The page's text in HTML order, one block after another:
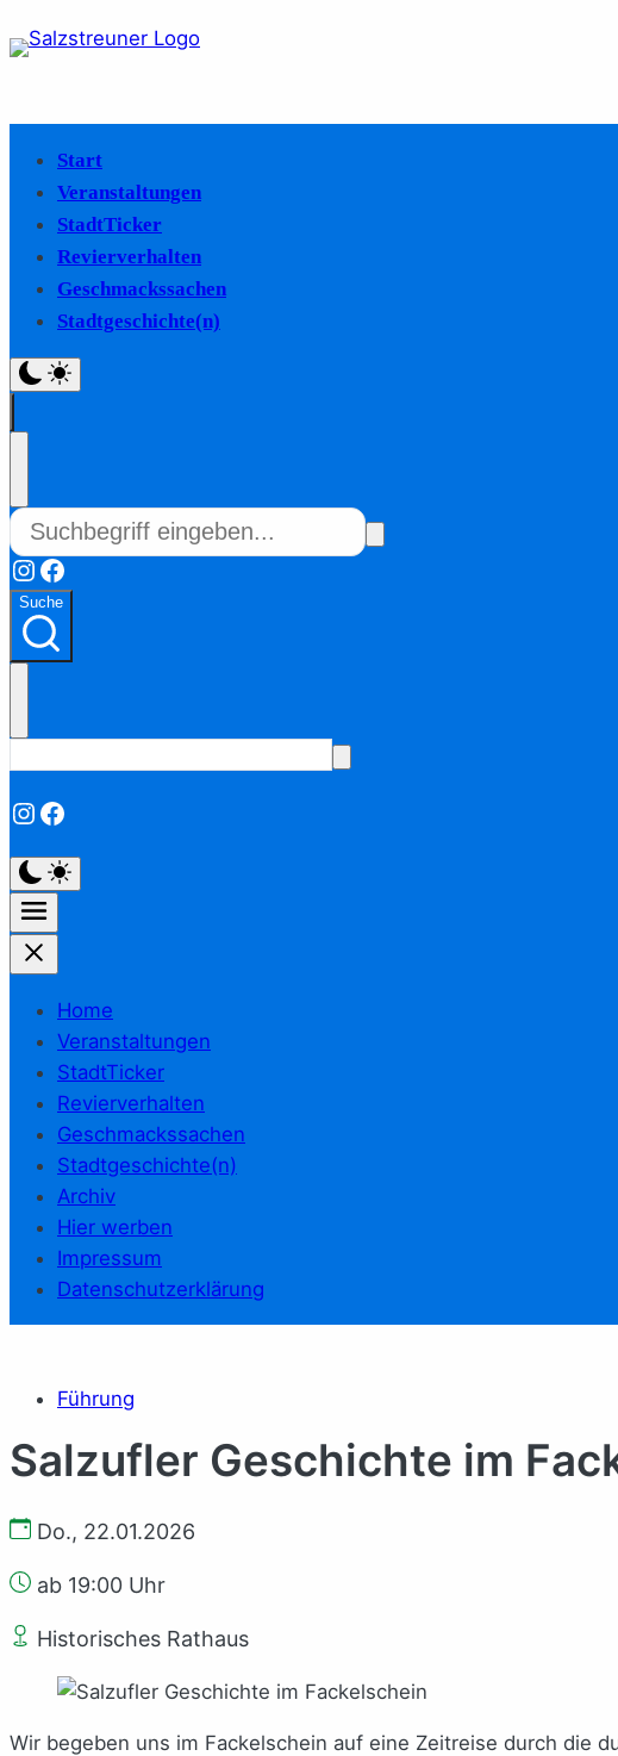
Start
Veranstaltungen
StadtTicker
Revierverhalten
Geschmackssachen
Stadtgeschichte(n)
Instagram
Facebook
Suche
Instagram
Facebook
Home
Veranstaltungen
StadtTicker
Revierverhalten
Geschmackssachen
Stadtgeschichte(n)
Archiv
Hier werben
Impressum
Datenschutzerklärung
Führung
Salzufler Geschichte im
Do., 22.01.2026
ab 19:00 Uhr
Historisches Rathaus
Wir begeben uns im Fackelschein auf eine Zeitreise durch die